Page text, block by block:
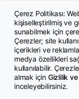
tamamlayıp
yapacağız."
Yaklaşık 2
zeka
Çerez Politikası:
kişiselleştirilmiş ve
sunabilmek için
Çerezler; site
içerikleri ve
medya özellikleri
kullanılabilir.
almak için Gizlilik ve
inceleyebilirsiniz.